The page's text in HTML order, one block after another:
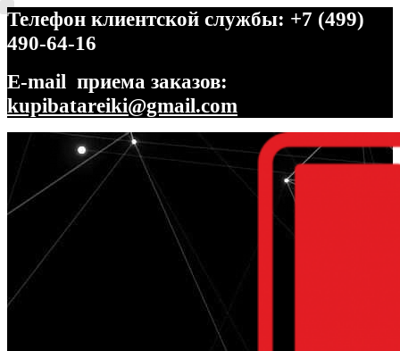
Телефон клиентской службы: +7 (499)
490-64-16
E-mail приема заказов:
kupibatareiki@gmail.com
Перейти
навигации
Перейти
содержимому